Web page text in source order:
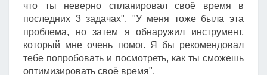
что ты неверно спланировал своё время в
последних 3 задачах". "У меня тоже была эта
проблема, но затем я обнаружил инструмент,
который мне очень помог. Я бы рекомендовал
тебе попробовать и посмотреть, как ты сможешь
оптимизировать своё время".